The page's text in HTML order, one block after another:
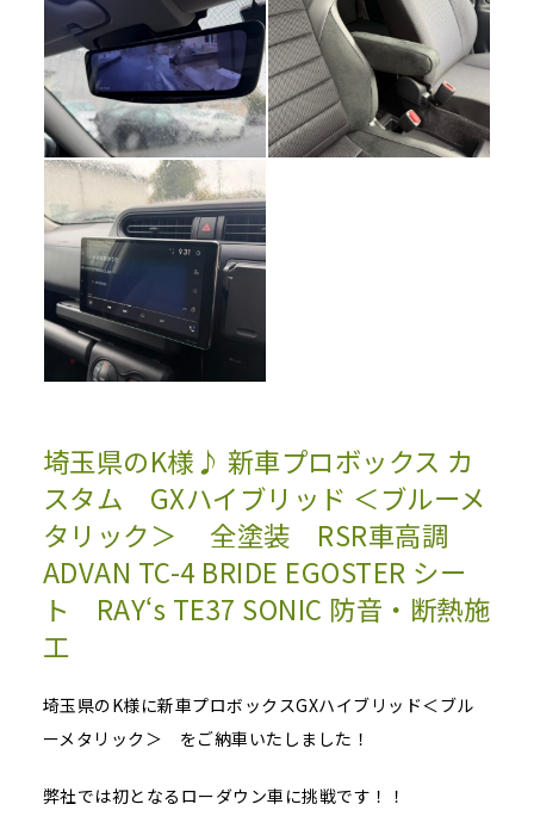
埼玉県のK様♪ 新車プロボックス カ
スタム GXハイブリッド ＜ブルーメ
タリック＞ 全塗装 RSR車高調
ADVAN TC-4 BRIDE EGOSTER シー
ト RAY‘s TE37 SONIC 防音・断熱施
工
埼玉県のK様に新車プロボックスGXハイブリッド＜ブル
ーメタリック＞ をご納車いたしました！
弊社では初となるローダウン車に挑戦です！！